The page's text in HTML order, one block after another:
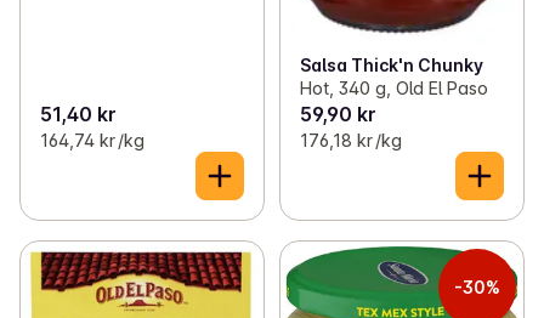
51,40 kr
164,74 kr /kg
Salsa Thick'n Chunky
Hot, 340 g, Old El Paso
59,90 kr
176,18 kr /kg
-30%